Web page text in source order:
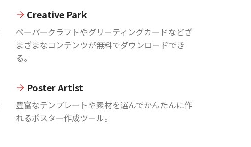
Creative Park
ペーパークラフトやグリーティングカードなどざ
まざまなコンテンツが無料でダウンロードでき
る。
Poster Artist
豊富なテンプレートや素材を選んでかんたんに作
れるポスター作成ツール。